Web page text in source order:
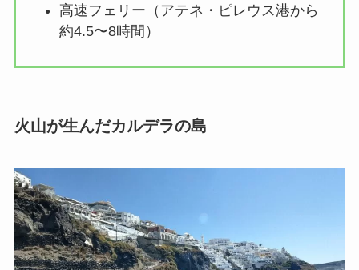
高速フェリー（アテネ・ピレウス港から
約4.5〜8時間）
火山が生んだカルデラの島